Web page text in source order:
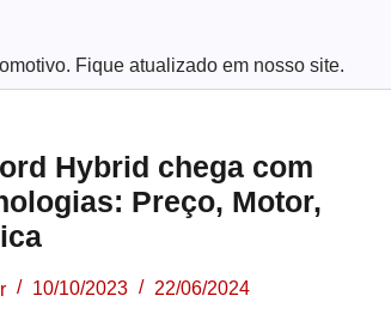
Fique atualizado em nosso site.
Hybrid chega com
Preço, Motor,
10/10/2023 22/06/2024